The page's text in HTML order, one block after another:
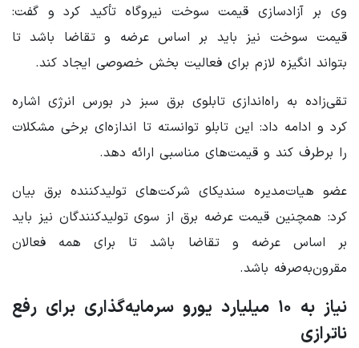
وی بر آزادسازی قیمت سوخت نیروگاه تأکید کرد و گفت:
قیمت سوخت نیز باید بر اساس عرضه و تقاضا باشد تا
بتواند انگیزه لازم برای فعالیت بخش خصوصی ایجاد کند.
تقی‌زاده به راه‌اندازی تابلوی برق سبز در بورس انرژی اشاره
کرد و ادامه داد: این تابلو توانسته تا اندازه‌ای برخی مشکلات
را برطرف کند و قیمت‌های مناسبی ارائه دهد.
عضو هیات‌مدیره سندیکای شرکت‌های تولیدکننده برق بیان
کرد: همچنین قیمت عرضه برق از سوی تولیدکنندگان نیز باید
بر اساس عرضه و تقاضا باشد تا برای همه فعالان
مقرون‌به‌صرفه باشد.
نیاز به ۱۰ میلیارد یورو سرمایه‌گذاری برای رفع
ناترازی